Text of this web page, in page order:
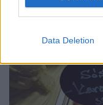
Data Deletion